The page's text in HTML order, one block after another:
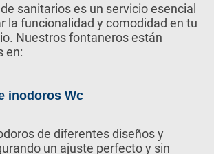
sanitarios es un servicio esencial
la funcionalidad y comodidad en tu
Nuestros fontaneros están
en:
inodoros Wc
de diferentes diseños y
un ajuste perfecto y sin